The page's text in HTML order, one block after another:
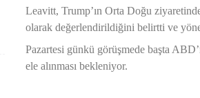
Leavitt, Trump’ın Orta Doğu
olarak değerlendirildiğini belirtti ve
Pazartesi günkü görüşmede başta
ele alınması bekleniyor.